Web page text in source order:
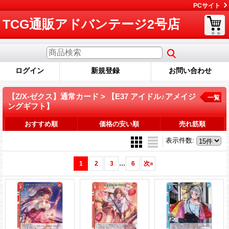
PCサイト
TCG通販アドバンテージ2号店
ログイン 新規登録 お問い合わせ
【Z/X-ゼクス】通常カード > 【E37 アイドル♪アメイジ
ングギフト】
一覧
おすすめ順 価格の安い順 売れ筋順
表示件数:
1 2 3 ... 6 次»